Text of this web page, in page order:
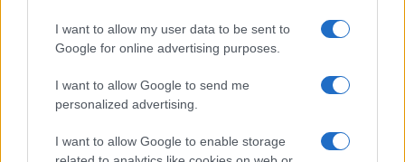
I want to allow my user data to be sent to
Google for online advertising purposes.
I want to allow Google to send me
personalized advertising.
I want to allow Google to enable storage